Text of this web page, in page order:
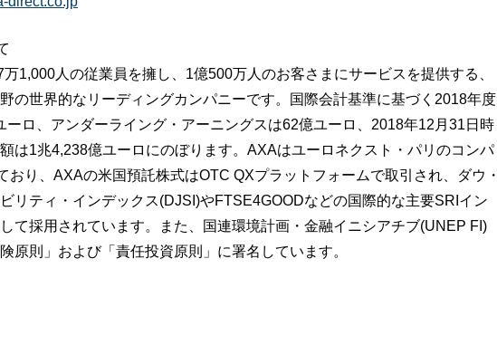
1,000人の従業員を擁し、1億500万人のお客さまにサービスを提供する、
の世界的なリーディングカンパニーです。国際会計基準に基づく2018年度
ーロ、アンダーライング・アーニングスは62億ユーロ、2018年12月31日時
は1兆4,238億ユーロにのぼります。AXAはユーロネクスト・パリのコンパ
おり、AXAの米国預託株式はOTC QXプラットフォームで取引され、ダウ・
リティ・インデックス(DJSI)やFTSE4GOODなどの国際的な主要SRIイン
て採用されています。また、国連環境計画・金融イニシアチブ(UNEP FI)
原則」および「責任投資原則」に署名しています。